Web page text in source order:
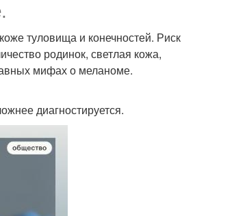
туловища и конечностей. Риск
родинок, светлая кожа,
мифах о меланоме.
диагностируется.